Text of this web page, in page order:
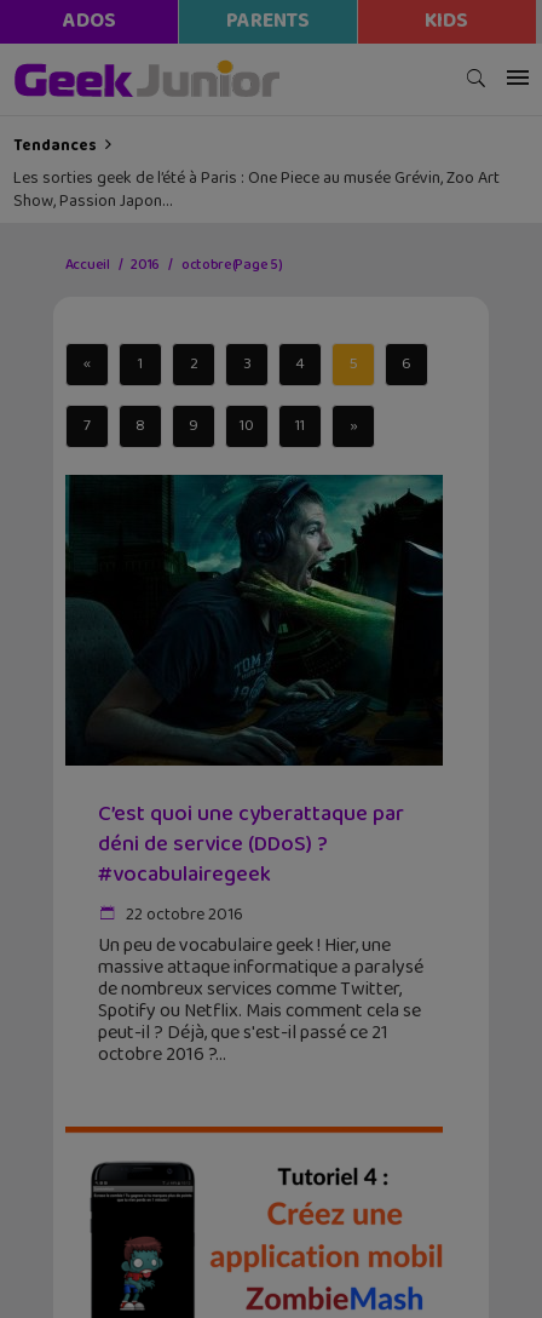
ADOS PARENTS KIDS
Tendances
Les sorties geek de l’été à Paris : One Piece au musée Grévin, Zoo Art
Show, Passion Japon…
Accueil 2016 octobre(Page 5)
« 1 2 3 4 5 6
7 8 9 10 11 »
C’est quoi une cyberattaque par
déni de service (DDoS) ?
#vocabulairegeek
22 octobre 2016
Un peu de vocabulaire geek ! Hier, une
massive attaque informatique a paralysé
de nombreux services comme Twitter,
Spotify ou Netflix. Mais comment cela se
peut-il ? Déjà, que s'est-il passé ce 21
octobre 2016 ?